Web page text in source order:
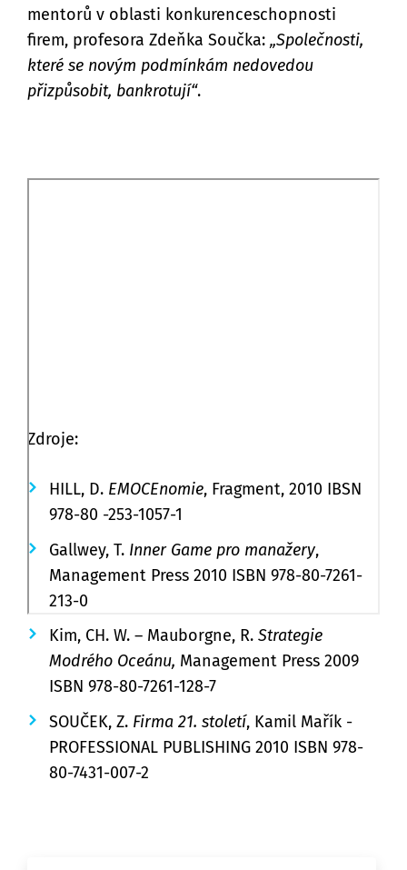
mentorů v oblasti konkurenceschopnosti
firem, profesora Zdeňka Součka: „Společnosti,
které se novým podmínkám nedovedou
přizpůsobit, bankrotují“.
Zdroje:
HILL, D. EMOCEnomie, Fragment, 2010 IBSN
978-80 -253-1057-1
Gallwey, T. Inner Game pro manažery,
Management Press 2010 ISBN 978-80-7261-
213-0
Kim, CH. W. – Mauborgne, R. Strategie
Modrého Oceánu, Management Press 2009
ISBN 978-80-7261-128-7
SOUČEK, Z. Firma 21. století, Kamil Mařík -
PROFESSIONAL PUBLISHING 2010 ISBN 978-
80-7431-007-2